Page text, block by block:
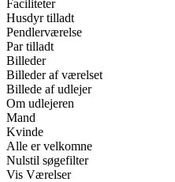
Faciliteter
Husdyr tilladt
Pendlerværelse
Par tilladt
Billeder
Billeder af værelset
Billede af udlejer
Om udlejeren
Mand
Kvinde
Alle er velkomne
Nulstil søgefilter
Vis Værelser